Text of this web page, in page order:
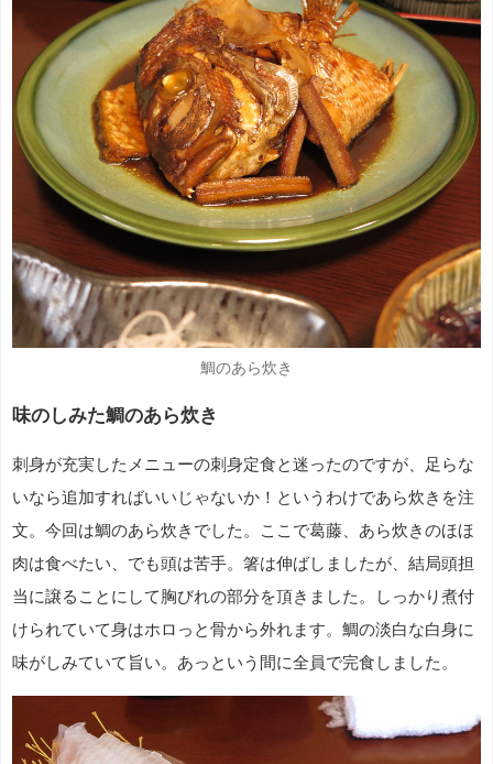
鯛のあら炊き
味のしみた鯛のあら炊き
刺身が充実したメニューの刺身定食と迷ったのですが、足らな
いなら追加すればいいじゃないか！というわけであら炊きを注
文。今回は鯛のあら炊きでした。ここで葛藤、あら炊きのほほ
肉は食べたい、でも頭は苦手。箸は伸ばしましたが、結局頭担
当に譲ることにして胸びれの部分を頂きました。しっかり煮付
けられていて身はホロっと骨から外れます。鯛の淡白な白身に
味がしみていて旨い。あっという間に全員で完食しました。